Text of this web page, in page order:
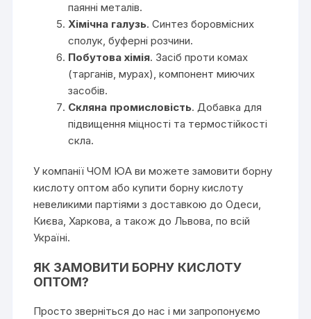
паянні металів.
Хімічна галузь. Синтез боровмісних
сполук, буферні розчини.
Побутова хімія. Засіб проти комах
(тарганів, мурах), компонент миючих
засобів.
Скляна промисловість. Добавка для
підвищення міцності та термостійкості
скла.
У компанії ЧОМ ЮА ви можете замовити борну
кислоту оптом або купити борну кислоту
невеликими партіями з доставкою до Одеси,
Києва, Харкова, а також до Львова, по всій
Україні.
ЯК ЗАМОВИТИ БОРНУ КИСЛОТУ
ОПТОМ?
Просто зверніться до нас і ми запропонуємо